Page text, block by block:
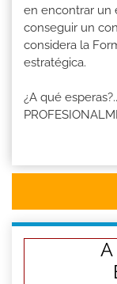
en encontrar un
conseguir un
considera la
estratégica.
¿A qué
A